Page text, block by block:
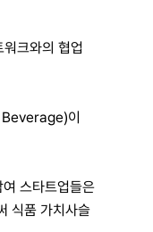
크와의 협업
이
스타트업들은
식품 가치사슬